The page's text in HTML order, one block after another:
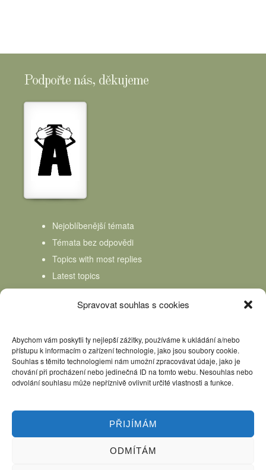
Spravovat souhlas s cookies
Abychom vám poskytli ty nejlepší zážitky, používáme k ukládání a/nebo
přístupu k informacím o zařízení technologie, jako jsou soubory cookie.
Souhlas s těmito technologiemi nám umožní zpracovávat údaje, jako je
chování při procházení nebo jedinečná ID na tomto webu. Nesouhlas nebo
odvolání souhlasu může nepříznivě ovlivnit určité vlastnosti a funkce.
PŘIJÍMÁM
ODMÍTÁM
Podpořte nás, děkujeme
Nejoblíbenější témata
Témata bez odpovědi
Topics with most replies
Latest topics
Topics Freshness